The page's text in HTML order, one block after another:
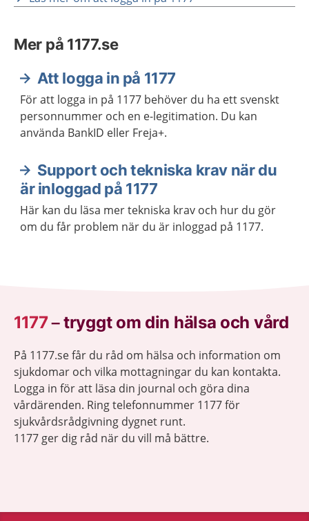
Mer på 1177.se
Att logga in på 1177
För att logga in på 1177 behöver du ha ett svenskt
personnummer och en e-legitimation. Du kan
använda BankID eller Freja+.
Support och tekniska krav när du
är inloggad på 1177
Här kan du läsa mer tekniska krav och hur du gör
om du får problem när du är inloggad på 1177.
1177–tryggt om din hälsa och vård
På 1177.se får du råd om hälsa och information om
sjukdomar och vilka mottagningar du kan kontakta.
Logga in för att läsa din journal och göra dina
vårdärenden. Ring telefonnummer 1177 för
sjukvårdsrådgivning dygnet runt.
1177 ger dig råd när du vill må bättre.